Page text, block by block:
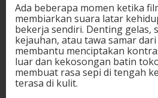
Ada beberapa momen ketika
membiarkan suara latar
bekerja sendiri. Denting gelas,
kejauhan, atau tawa samar
membantu menciptakan
luar dan kekosongan batin
membuat rasa sepi di tengah
terasa di kulit.